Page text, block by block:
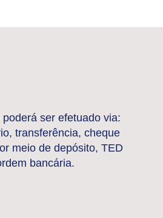
ser efetuado via:
transferência, cheque
meio de depósito, TED
bancária.